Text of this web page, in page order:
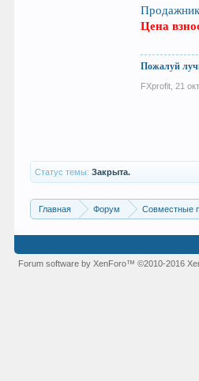
Цена
Пожалуй
FXprofit 21
Статус темы: Закрыта.
Главная Форум Совместные
Forum software by XenForo™©2010-2016